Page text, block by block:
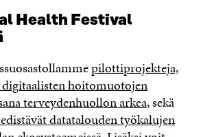
Health Festival
pilottiprojekteja,
hoitomuotojen
terveydenhuollon arkea, sekä
datatalouden työkalujen